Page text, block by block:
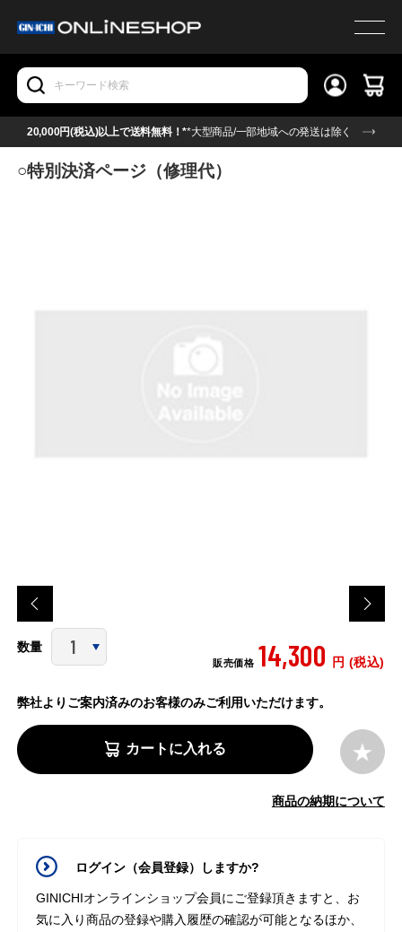
20,000円(税込)以上で送料無料！**大型商品/一部地域への発送は除く
○特別決済ページ（修理代）
数量
販売価格 14,300 円 (税込)
弊社よりご案内済みのお客様のみご利用いただけます。
カートに入れる
商品の納期について
ログイン（会員登録）しますか?
GINICHIオンラインショップ会員にご登録頂きますと、お
気に入り商品の登録や購入履歴の確認が可能となるほか、